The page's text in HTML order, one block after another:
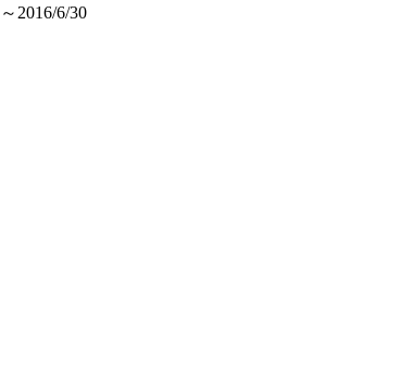
～2016/6/30